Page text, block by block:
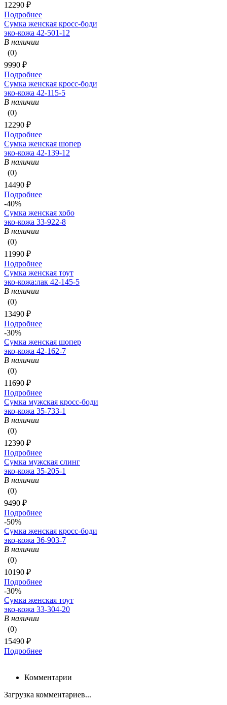
12290 ₽
Подробнее
Сумка женская кросс-боди
эко-кожа 42-501-12
В наличии
(0)
9990 ₽
Подробнее
Сумка женская кросс-боди
эко-кожа 42-115-5
В наличии
(0)
12290 ₽
Подробнее
Сумка женская шопер
эко-кожа 42-139-12
В наличии
(0)
14490 ₽
Подробнее
-40%
Сумка женская хобо
эко-кожа 33-922-8
В наличии
(0)
11990 ₽
Подробнее
Сумка женская тоут
эко-кожа:лак 42-145-5
В наличии
(0)
13490 ₽
Подробнее
-30%
Сумка женская шопер
эко-кожа 42-162-7
В наличии
(0)
11690 ₽
Подробнее
Сумка мужская кросс-боди
эко-кожа 35-733-1
В наличии
(0)
12390 ₽
Подробнее
Сумка мужская слинг
эко-кожа 35-205-1
В наличии
(0)
9490 ₽
Подробнее
-50%
Сумка женская кросс-боди
эко-кожа 36-903-7
В наличии
(0)
10190 ₽
Подробнее
-30%
Сумка женская тоут
эко-кожа 33-304-20
В наличии
(0)
15490 ₽
Подробнее
Комментарии
Загрузка комментариев...